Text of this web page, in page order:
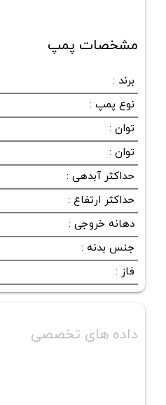
مشخصات پمپ
برند :
نوع پمپ :
توان :
توان :
حداکثر آبدهی :
حداکثر ارتفاع :
دهانه خروجی :
جنس بدنه :
فاز :
داده های تخصصی